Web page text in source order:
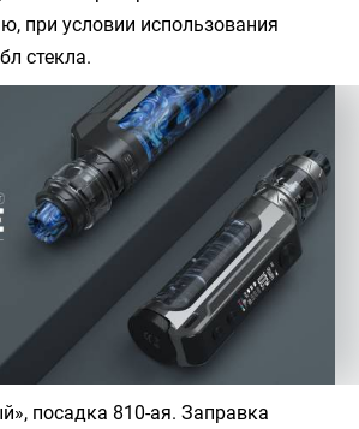
при условии использования
стекла.
посадка 810-ая. Заправка